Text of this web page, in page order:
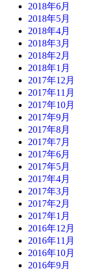
2018年6月
2018年5月
2018年4月
2018年3月
2018年2月
2018年1月
2017年12月
2017年11月
2017年10月
2017年9月
2017年8月
2017年7月
2017年6月
2017年5月
2017年4月
2017年3月
2017年2月
2017年1月
2016年12月
2016年11月
2016年10月
2016年9月